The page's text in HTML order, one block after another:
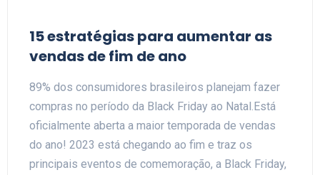
15 estratégias para aumentar as
vendas de fim de ano
89% dos consumidores brasileiros planejam fazer
compras no período da Black Friday ao Natal.Está
oficialmente aberta a maior temporada de vendas
do ano! 2023 está chegando ao fim e traz os
principais eventos de comemoração, a Black Friday,